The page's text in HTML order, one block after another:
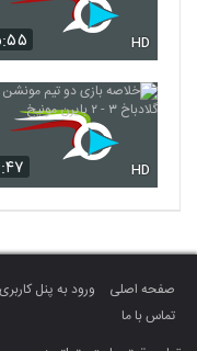
HD
HD
صفحه اصلی ورود به پنل کاربری
تماس با ما